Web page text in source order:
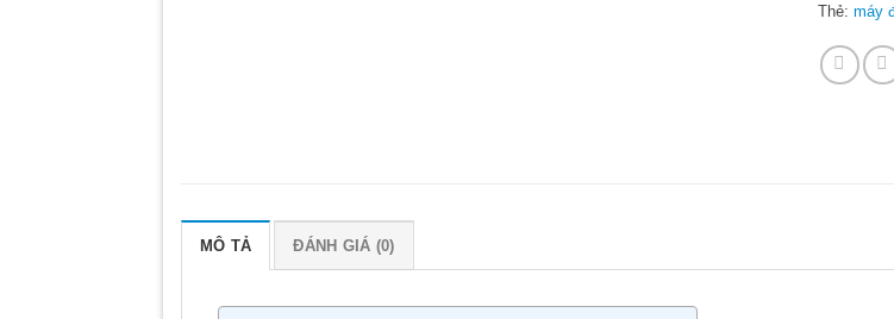
Thẻ: máy
MÔ TẢ ĐÁNH GIÁ (0)